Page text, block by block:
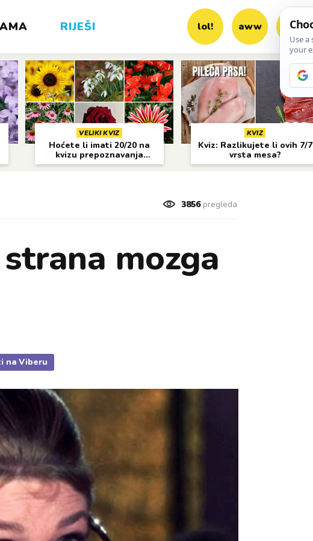
RIJEŠI lol! aww vrh!
VELIKI KVIZ
Hoćete li imati 20/20 na
kvizu prepoznavanja
cvijeća?
KVIZ
Kviz: Razlikujete li ovih 7/7
vrsta mesa?
3856pregleda
mozga
na Viberu